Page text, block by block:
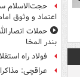
حجت‌الاسلام
اعتماد و وثوق
حملات
بندر المخا
فولاد راه
عراقچی: